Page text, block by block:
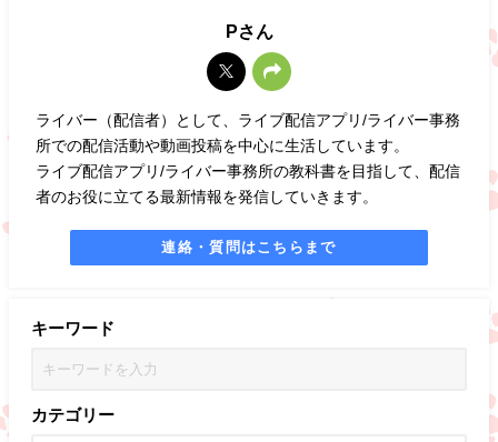
Pさん
ライバー（配信者）として、ライブ配信アプリ/ライバー事務
所での配信活動や動画投稿を中心に生活しています。
ライブ配信アプリ/ライバー事務所の教科書を目指して、配信
者のお役に立てる最新情報を発信していきます。
連絡・質問はこちらまで
キーワード
カテゴリー